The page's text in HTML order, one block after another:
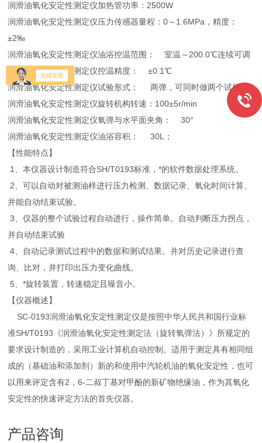
润滑油氧化安定性测定仪加热管功率：2500W
润滑油氧化安定性测定仪压力传感器量程：0～1.6MPa，精度：
±2‰
润滑油氧化安定性测定仪油浴控温范围： 室温～200.0℃连续可调
润滑油氧化安定性测定仪控温精度： ±0.1℃
润滑油氧化安定性测定仪试验形式： 两弹，可同时做两个试样
润滑油氧化安定性测定仪旋转机构转速：100±5r/min
润滑油氧化安定性测定仪氧弹与水平面夹角： 30°
润滑油氧化安定性测定仪油浴容积： 30L；
【性能特点】
1、本仪器设计制造符合SH/T0193标准，*的软件数据处理系统。
2、可以自动对被测油样进行压力检测、数据记录、氧化时间计算、
并能自动结束试验。
3、仪器的整个试验过程自动进行，操作简单。自动判断压力拐点，
并自动结束试验
4、自动记录测试过程中的数据和测试结果。并对历史记录进行查
询、比对，并打印出压力变化曲线。
5、*旋转装置，转速稳定且噪音小。
【仪器概述】
SC-0193润滑油氧化安定性测定仪是按照中华人民共和国行业标
准SH/T0193《润滑油氧化安定性测定法（旋转氧弹法）》所规定的
要求设计制造的，采用工业计算机自动控制。适用于测定具有相同组
成的（基础油和添加剂）新的和使用中汽轮机油的氧化安定性，也可
以用来评定含有2，6-二叔丁基对甲酚的新矿物绝缘油，作为其氧化
安定性的快速评定方法的首先仪器。
产品咨询